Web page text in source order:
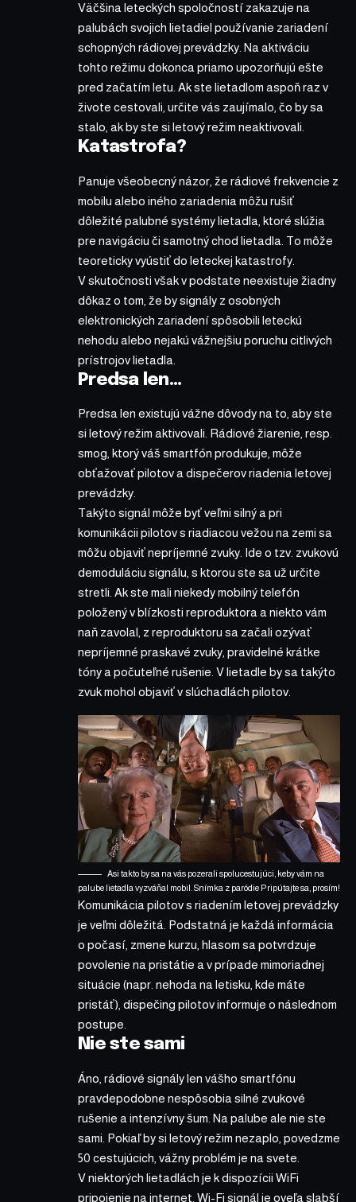
Väčšina leteckých spoločností zakazuje na
palubách svojich lietadiel používanie zariadení
schopných rádiovej prevádzky. Na aktiváciu
tohto režimu dokonca priamo upozorňujú ešte
pred začatím letu. Ak ste lietadlom aspoň raz v
živote cestovali, určite vás zaujímalo, čo by sa
stalo, ak by ste si letový režim neaktivovali.
Katastrofa?
Panuje všeobecný názor, že rádiové frekvencie z
mobilu alebo iného zariadenia môžu rušiť
dôležité palubné systémy lietadla, ktoré slúžia
pre navigáciu či samotný chod lietadla. To môže
teoreticky vyústiť do leteckej katastrofy.
V skutočnosti však v podstate neexistuje žiadny
dôkaz o tom, že by signály z osobných
elektronických zariadení spôsobili leteckú
nehodu alebo nejakú vážnejšiu poruchu citlivých
prístrojov lietadla.
Predsa len…
Predsa len existujú vážne dôvody na to, aby ste
si letový režim aktivovali. Rádiové žiarenie, resp.
smog, ktorý váš smartfón produkuje, môže
obťažovať pilotov a dispečerov riadenia letovej
prevádzky.
Takýto signál môže byť veľmi silný a pri
komunikácii pilotov s riadiacou vežou na zemi sa
môžu objaviť nepríjemné zvuky. Ide o tzv. zvukovú
demoduláciu signálu, s ktorou ste sa už určite
stretli. Ak ste mali niekedy mobilný telefón
položený v blízkosti reproduktora a niekto vám
naň zavolal, z reproduktoru sa začali ozývať
nepríjemné praskavé zvuky, pravidelné krátke
tóny a počuteľné rušenie. V lietadle by sa takýto
zvuk mohol objaviť v slúchadlách pilotov.
Asi takto by sa na vás pozerali spolucestujúci, keby vám na
palube lietadla vyzváňal mobil. Snímka z paródie Pripútajte sa, prosím!
Komunikácia pilotov s riadením letovej prevádzky
je veľmi dôležitá. Podstatná je každá informácia
o počasí, zmene kurzu, hlasom sa potvrdzuje
povolenie na pristátie a v prípade mimoriadnej
situácie (napr. nehoda na letisku, kde máte
pristáť), dispečing pilotov informuje o následnom
postupe.
Nie ste sami
Áno, rádiové signály len vášho smartfónu
pravdepodobne nespôsobia silné zvukové
rušenie a intenzívny šum. Na palube ale nie ste
sami. Pokiaľ by si letový režim nezaplo, povedzme
50 cestujúcich, vážny problém je na svete.
V niektorých lietadlách je k dispozícii WiFi
pripojenie na internet. Wi-Fi signál je oveľa slabší